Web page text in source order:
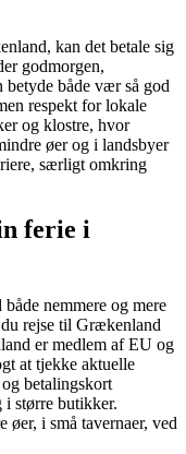
kan det betale sig
godmorgen,
betyde både vær så god
respekt for lokale
og klostre, hvor
øer og i landsbyer
særligt omkring
ferie i
nemmere og mere
rejse til Grækenland
er medlem af EU og
at tjekke aktuelle
betalingskort
i større butikker.
øer, i små tavernaer, ved